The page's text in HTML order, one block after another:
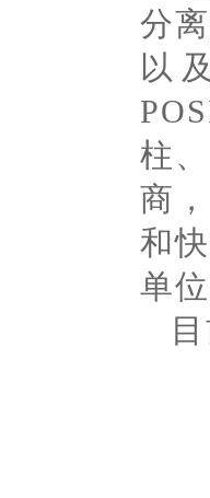
分
以
柱
商
和
单